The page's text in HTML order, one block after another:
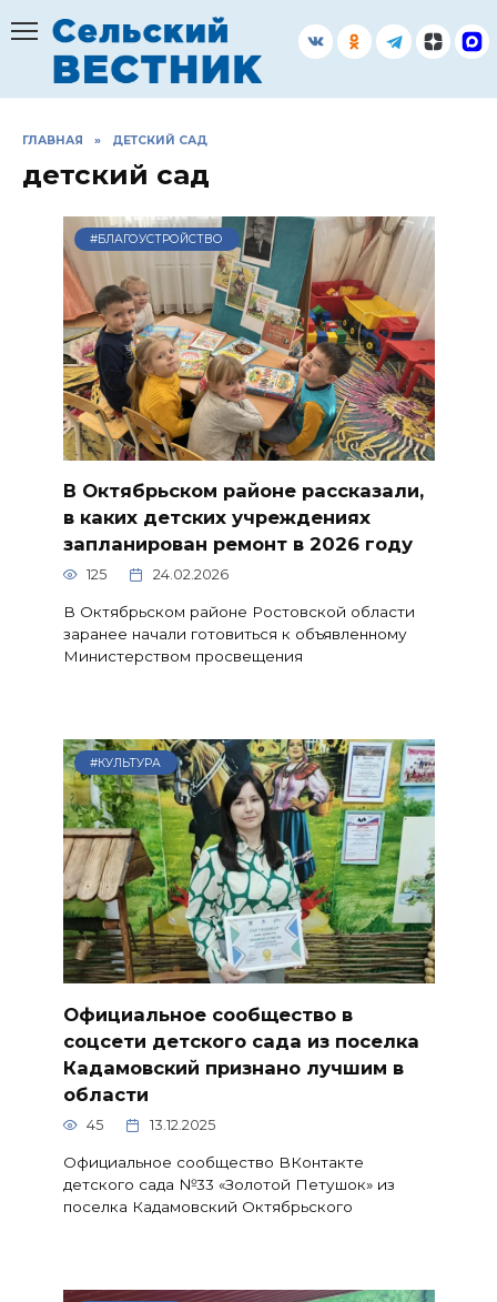
содержанию
ГЛАВНАЯ » ДЕТСКИЙ САД
детский сад
#БЛАГОУСТРОЙСТВО
В Октябрьском районе рассказали,
в каких детских учреждениях
запланирован ремонт в 2026 году
125 24.02.2026
В Октябрьском районе Ростовской области
заранее начали готовиться к объявленному
Министерством просвещения
#КУЛЬТУРА
Официальное сообщество в
соцсети детского сада из поселка
Кадамовский признано лучшим в
области
45 13.12.2025
Официальное сообщество ВКонтакте
детского сада №33 «Золотой Петушок» из
поселка Кадамовский Октябрьского